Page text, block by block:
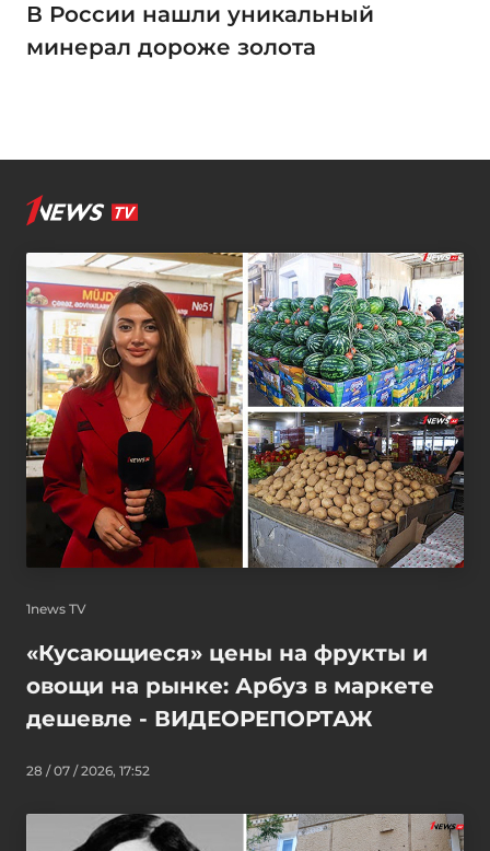
В России нашли уникальный
минерал дороже золота
1news TV
«Кусающиеся» цены на фрукты и
овощи на рынке: Арбуз в маркете
дешевле - ВИДЕОРЕПОРТАЖ
28 / 07 / 2026, 17:52